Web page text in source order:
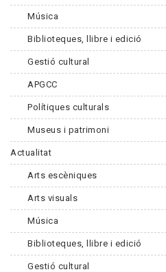
Música
Biblioteques, llibre i edició
Gestió cultural
APGCC
Polítiques culturals
Museus i patrimoni
Actualitat
Arts escèniques
Arts visuals
Música
Biblioteques, llibre i edició
Gestió cultural